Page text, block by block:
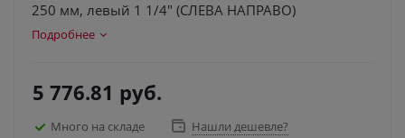
250 мм, левый 1 1/4" (СЛЕВА НАПРАВО)
Подробнее
5 776.81 руб.
Много на складе Нашли дешевле?